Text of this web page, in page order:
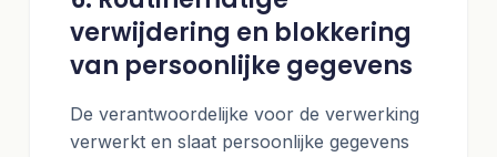
verwijdering en blokkering
van persoonlijke gegevens
De verantwoordelijke voor de verwerking
verwerkt en slaat persoonlijke gegevens